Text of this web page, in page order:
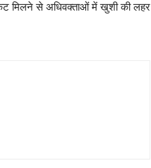
मिलने से अधिवक्ताओं में खुशी की लहर